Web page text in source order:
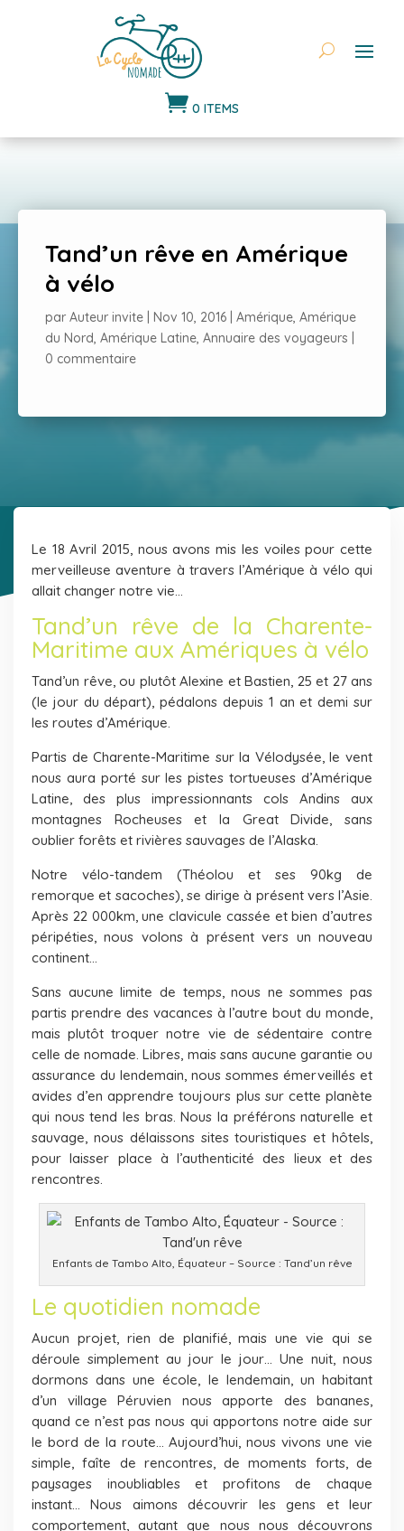
 0 ITEMS
Tand’un rêve en Amérique
à vélo
par Auteur invite Nov 10, 2016 Amérique, Amérique
du Nord, Amérique Latine, Annuaire des voyageurs
0 commentaire
Le 18 Avril 2015, nous avons mis les voiles pour cette
merveilleuse aventure à travers l’Amérique à vélo qui
allait changer notre vie…
Tand’un rêve de la Charente-
Maritime aux Amériques à vélo
Tand’un rêve, ou plutôt Alexine et Bastien, 25 et 27 ans
(le jour du départ), pédalons depuis 1 an et demi sur
les routes d’Amérique.
Partis de Charente-Maritime sur la Vélodysée, le vent
nous aura porté sur les pistes tortueuses d’Amérique
Latine, des plus impressionnants cols Andins aux
montagnes Rocheuses et la Great Divide, sans
oublier forêts et rivières sauvages de l’Alaska.
Notre vélo-tandem (Théolou et ses 90kg de
remorque et sacoches), se dirige à présent vers l’Asie.
Après 22 000km, une clavicule cassée et bien d’autres
péripéties, nous volons à présent vers un nouveau
continent…
Sans aucune limite de temps, nous ne sommes pas
partis prendre des vacances à l’autre bout du monde,
mais plutôt troquer notre vie de sédentaire contre
celle de nomade. Libres, mais sans aucune garantie ou
assurance du lendemain, nous sommes émerveillés et
avides d’en apprendre toujours plus sur cette planète
qui nous tend les bras. Nous la préférons naturelle et
sauvage, nous délaissons sites touristiques et hôtels,
pour laisser place à l’authenticité des lieux et des
rencontres.
Enfants de Tambo Alto, Équateur – Source : Tand’un rêve
Le quotidien nomade
Aucun projet, rien de planifié, mais une vie qui se
déroule simplement au jour le jour… Une nuit, nous
dormons dans une école, le lendemain, un habitant
d’un village Péruvien nous apporte des bananes,
quand ce n’est pas nous qui apportons notre aide sur
le bord de la route… Aujourd’hui, nous vivons une vie
simple, faîte de rencontres, de moments forts, de
paysages inoubliables et profitons de chaque
instant… Nous aimons découvrir les gens et leur
comportement, autant que nous nous découvrons